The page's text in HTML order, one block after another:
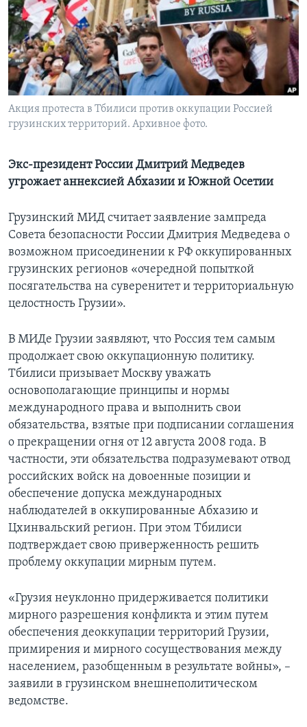
Learning English
СОЦИАЛЬНЫЕ СЕТИ
Языки
Акция протеста в Тбилиси против оккупации Россией
грузинских территорий. Архивное фото.
Экс-президент России Дмитрий Медведев
угрожает аннексией Абхазии и Южной Осетии
Грузинский МИД считает заявление зампреда
Совета безопасности России Дмитрия Медведева о
возможном присоединении к РФ оккупированных
грузинских регионов «очередной попыткой
посягательства на суверенитет и территориальную
целостность Грузии».
В МИДе Грузии заявляют, что Россия тем самым
продолжает свою оккупационную политику.
Тбилиси призывает Москву уважать
основополагающие принципы и нормы
международного права и выполнить свои
обязательства, взятые при подписании соглашения
о прекращении огня от 12 августа 2008 года. В
частности, эти обязательства подразумевают отвод
российских войск на довоенные позиции и
обеспечение допуска международных
наблюдателей в оккупированные Абхазию и
Цхинвальский регион. При этом Тбилиси
подтверждает свою приверженность решить
проблему оккупации мирным путем.
«Грузия неуклонно придерживается политики
мирного разрешения конфликта и этим путем
обеспечения деоккупации территорий Грузии,
примирения и мирного сосуществования между
населением, разобщенным в результате войны», –
заявили в грузинском внешнеполитическом
ведомстве.